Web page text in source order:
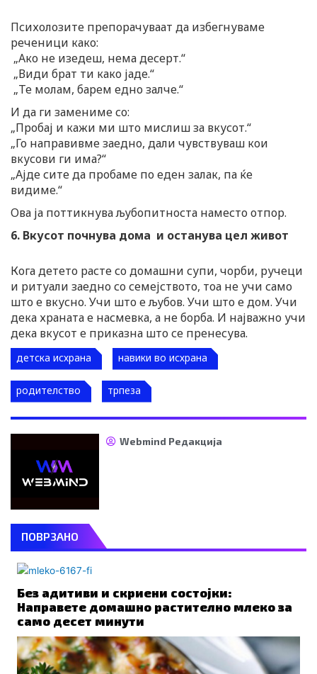
Психолозите препорачуваат да избегнуваме
реченици како:
„Ако не изедеш, нема десерт.“
„Види брат ти како јаде.“
„Те молам, барем едно залче.“
И да ги замениме со:
„Пробај и кажи ми што мислиш за вкусот.“
„Го направивме заедно, дали чувствуваш кои
вкусови ги има?“
„Ајде сите да пробаме по еден залак, па ќе
видиме.“
Ова ја поттикнува љубопитноста наместо отпор.
6. Вкусот почнува дома и останува цел живот
Кога детето расте со домашни супи, чорби, ручеци
и ритуали заедно со семејството, тоа не учи само
што е вкусно. Учи што е љубов. Учи што е дом. Учи
дека храната е насмевка, а не борба. И најважно учи
дека вкусот е приказна што се пренесува.
детска исхрана навики во исхрана
родителство трпеза
Webmind Редакција
ПОВРЗАНО
Без адитиви и скриени состојки:
Направете домашно растително млеко за
само десет минути